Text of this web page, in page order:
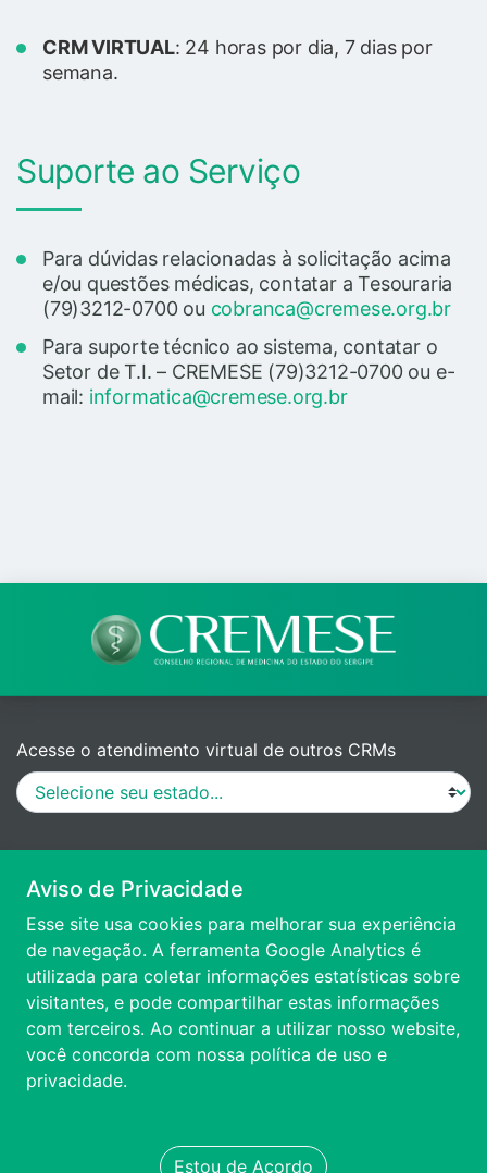
CRM VIRTUAL: 24 horas por dia, 7 dias por
semana.
Suporte ao Serviço
Para dúvidas relacionadas à solicitação acima
e/ou questões médicas, contatar a Tesouraria
(79)3212-0700 ou cobranca@cremese.org.br
Para suporte técnico ao sistema, contatar o
Setor de T.I. – CREMESE (79)3212-0700 ou e-
mail: informatica@cremese.org.br
Aviso de Privacidade
Esse site usa cookies para melhorar sua experiência
de navegação. A ferramenta Google Analytics é
utilizada para coletar informações estatísticas sobre
visitantes, e pode compartilhar estas informações
com terceiros. Ao continuar a utilizar nosso website,
você concorda com nossa política de uso e
privacidade.
Estou de Acordo
Acesse o atendimento virtual de outros CRMs
VÍDEO DE APRESENTAÇÃO
ACESSIBILIDADE
FALE CONOSCO
TRANSPARÊNCIA